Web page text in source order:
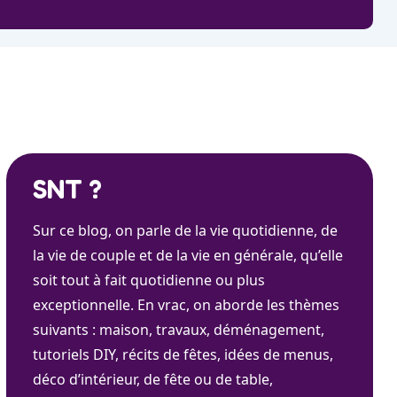
SNT ?
Sur ce blog, on parle de la vie quotidienne, de
la vie de couple et de la vie en générale, qu’elle
soit tout à fait quotidienne ou plus
exceptionnelle. En vrac, on aborde les thèmes
suivants : maison, travaux, déménagement,
tutoriels DIY, récits de fêtes, idées de menus,
déco d’intérieur, de fête ou de table,